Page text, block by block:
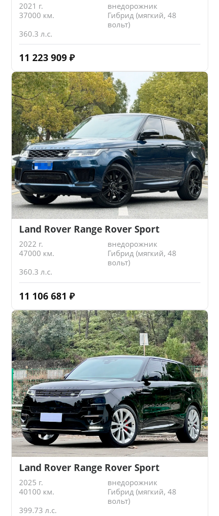
2021 г.
внедорожник
37000 км.
Гибрид (мягкий, 48
вольт)
360.3 л.с.
11 223 909 ₽
Land Rover Range Rover Sport
2022 г.
внедорожник
47000 км.
Гибрид (мягкий, 48
вольт)
360.3 л.с.
11 106 681 ₽
Land Rover Range Rover Sport
2025 г.
внедорожник
40100 км.
Гибрид (мягкий, 48
вольт)
399.73 л.с.